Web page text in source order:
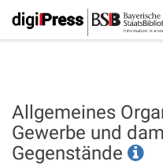
Allgemeines
Gewerbe und
Gegenstände